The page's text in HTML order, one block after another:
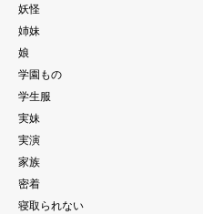
妖怪
姉妹
娘
学園もの
学生服
実妹
実演
家族
密着
寝取られない